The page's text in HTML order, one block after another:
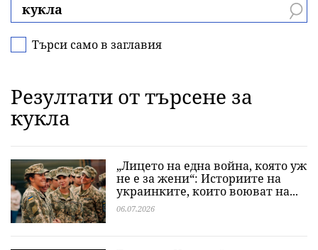
Търси само в заглавия
Резултати от търсене за
кукла
„Лицето на една война, която уж
не е за жени“: Историите на
украинките, които воюват на...
06.07.2026